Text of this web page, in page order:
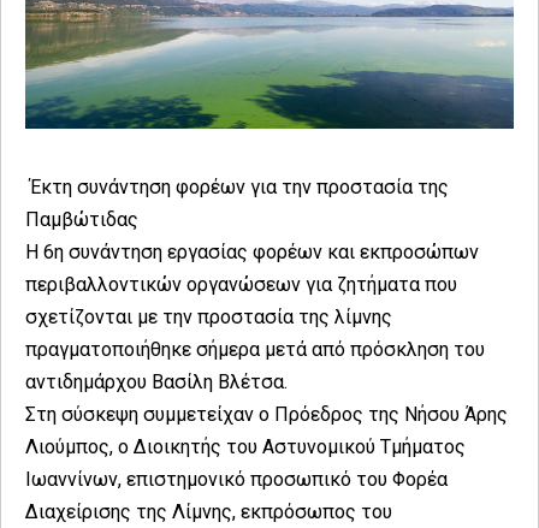
Έκτη συνάντηση φορέων για την προστασία της
Παμβώτιδας
Η 6η συνάντηση εργασίας φορέων και εκπροσώπων
περιβαλλοντικών οργανώσεων για ζητήματα που
σχετίζονται με την προστασία της λίμνης
πραγματοποιήθηκε σήμερα μετά από πρόσκληση του
αντιδημάρχου Βασίλη Βλέτσα.
Στη σύσκεψη συμμετείχαν ο Πρόεδρος της Νήσου Άρης
Λιούμπος, ο Διοικητής του Αστυνομικού Τμήματος
Ιωαννίνων, επιστημονικό προσωπικό του Φορέα
Διαχείρισης της Λίμνης, εκπρόσωπος του